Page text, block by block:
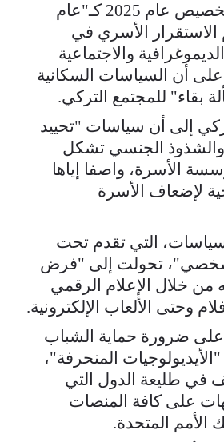
وأكد أردوغان أن تخصيص عام 2025 كـ"عام
الاستقرار الأسري في
والاجتماعية
على أن السياسات السكانية
بقاء" للمجتمع التركي.
إلى أن سياسات "تحييد
والشذوذ الجنسي تشكل
الأسرة، واصفا إياها
لإضعاف الأسرة
التي تقدم تحت
تحولت إلى "فرض
خلال الإعلام الرقمي
وحتى الألعاب الإلكترونية.
ضرورة حماية الشباب
المنحرفة"،
في طليعة الدول التي
على كافة المنصات
الأمم المتحدة.